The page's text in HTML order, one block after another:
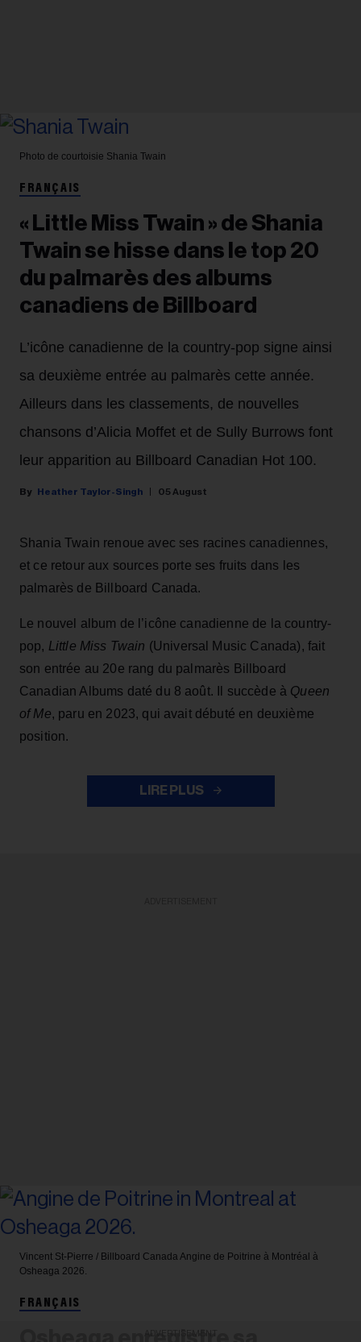
Photo de courtoisie Shania Twain
FRANÇAIS
« Little Miss Twain » de Shania
Twain se hisse dans le top 20
du palmarès des albums
canadiens de Billboard
L’icône canadienne de la country-pop signe ainsi
sa deuxième entrée au palmarès cette année.
Ailleurs dans les classements, de nouvelles
chansons d’Alicia Moffet et de Sully Burrows font
leur apparition au Billboard Canadian Hot 100.
Heather Taylor-Singh 05 August
Shania Twain renoue avec ses racines canadiennes,
et ce retour aux sources porte ses fruits dans les
palmarès de Billboard Canada.
Le nouvel album de l’icône canadienne de la country-
pop, Little Miss Twain (Universal Music Canada), fait
son entrée au 20e rang du palmarès Billboard
Canadian Albums daté du 8 août. Il succède à Queen
of Me, paru en 2023, qui avait débuté en deuxième
position.
LIRE PLUS
Vincent St-Pierre / Billboard Canada Angine de Poitrine à Montréal à
Osheaga 2026.
FRANÇAIS